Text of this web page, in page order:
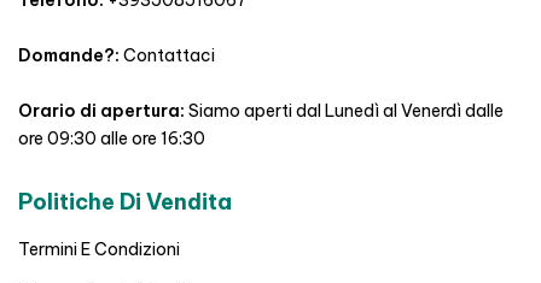
Domande?: Contattaci
Orario di apertura: Siamo aperti dal Lunedì al Venerdì dalle
ore 09:30 alle ore 16:30
Politiche Di Vendita
Termini E Condizioni